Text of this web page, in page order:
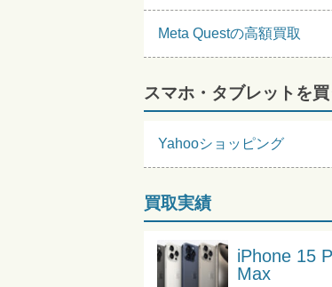
Meta Questの高額買取
スマホ・タブレットを買
Yahooショッピング
買取実績
iPhone 15
Max